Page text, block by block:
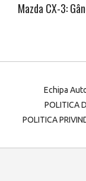
Mazda CX-3:
Echipa
POLITICA
POLITICA